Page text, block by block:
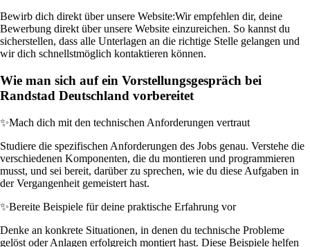
Bewirb dich direkt über unsere Website:Wir empfehlen dir, deine
Bewerbung direkt über unsere Website einzureichen. So kannst du
sicherstellen, dass alle Unterlagen an die richtige Stelle gelangen und
wir dich schnellstmöglich kontaktieren können.
Wie man sich auf ein Vorstellungsgespräch bei
Randstad Deutschland vorbereitet
✨Mach dich mit den technischen Anforderungen vertraut
Studiere die spezifischen Anforderungen des Jobs genau. Verstehe die
verschiedenen Komponenten, die du montieren und programmieren
musst, und sei bereit, darüber zu sprechen, wie du diese Aufgaben in
der Vergangenheit gemeistert hast.
✨Bereite Beispiele für deine praktische Erfahrung vor
Denke an konkrete Situationen, in denen du technische Probleme
gelöst oder Anlagen erfolgreich montiert hast. Diese Beispiele helfen